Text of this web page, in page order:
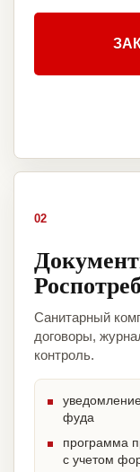
02
Санитарный
договоры,
контроль.
фуда
программа
с учетом